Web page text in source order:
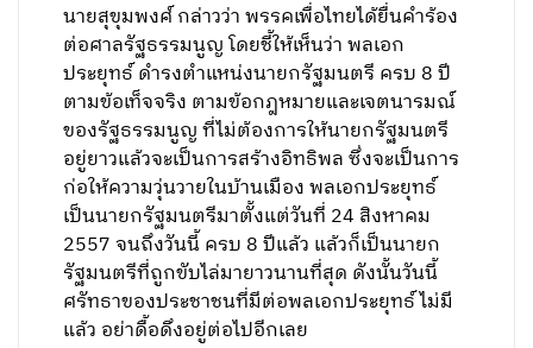
นายสุขุมพงศ์ กล่าวว่า พรรคเพื่อไทยได้ยื่นคำร้อง
ต่อศาลรัฐธรรมนูญ โดยชี้ให้เห็นว่า พลเอก
ประยุทธ์ ดำรงตำแหน่งนายกรัฐมนตรี ครบ 8 ปี
ตามข้อเท็จจริง ตามข้อกฎหมายและเจตนารมณ์
ของรัฐธรรมนูญ ที่ไม่ต้องการให้นายกรัฐมนตรี
อยู่ยาวแล้วจะเป็นการสร้างอิทธิพล ซึ่งจะเป็นการ
ก่อให้ความวุ่นวายในบ้านเมือง พลเอกประยุทธ์
เป็นนายกรัฐมนตรีมาตั้งแต่วันที่ 24 สิงหาคม
2557 จนถึงวันนี้ ครบ 8 ปีแล้ว แล้วก็เป็นนายก
รัฐมนตรีที่ถูกขับไล่มายาวนานที่สุด ดังนั้นวันนี้
ศรัทธาของประชาชนที่มีต่อพลเอกประยุทธ์ ไม่มี
แล้ว อย่าดื้อดึงอยู่ต่อไปอีกเลย